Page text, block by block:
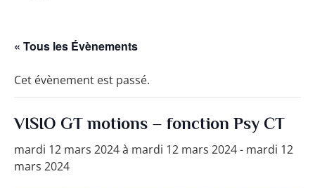
« Tous les Évènements
Cet évènement est passé.
VISIO GT motions – fonction Psy CT
mardi 12 mars 2024 à mardi 12 mars 2024- mardi 12
mars 2024